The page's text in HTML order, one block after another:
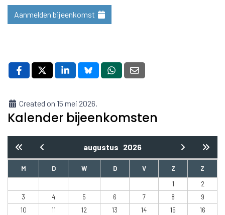
Aanmelden bijeenkomst
Created on 15 mei 2026.
Kalender bijeenkomsten
augustus 2026
M D W D V Z
Z
1
2
3
4 5 6 7 8
9
10
11 12 13 14 15
16